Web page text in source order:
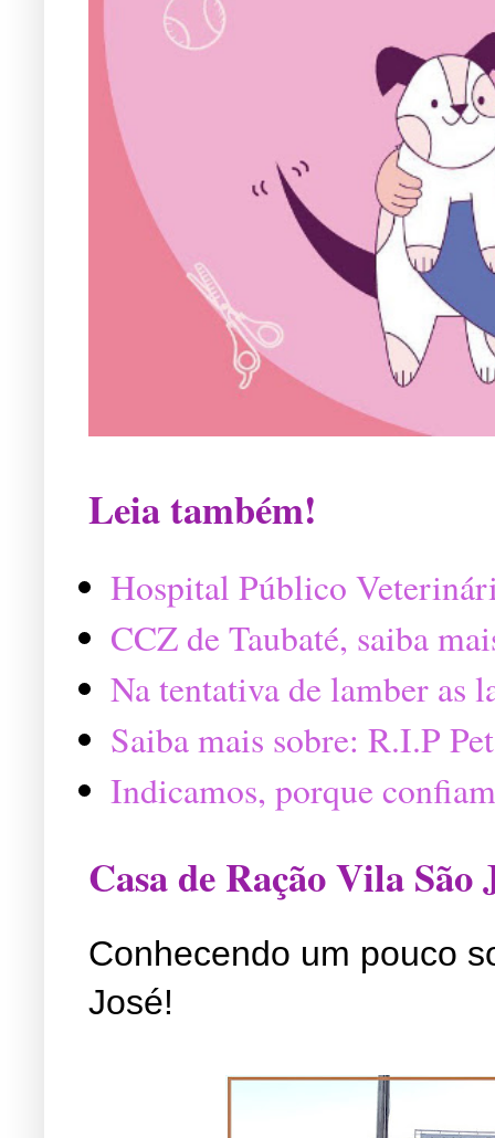
Leia também!
Hospital Público
CCZ de Taubaté, saiba
Na tentativa de lamber as
Saiba mais sobre: R.I.P
Indicamos, porque
Casa de Ração Vila São
Conhecendo um pouco
José!